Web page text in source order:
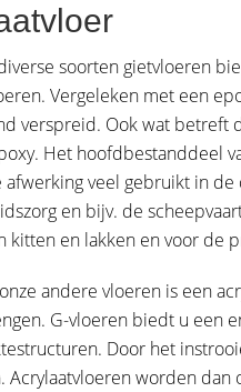
soorten gietvloeren
Vergeleken met een
verspreid. Ook wat betreft
Het hoofdbestanddeel
afwerking veel gebruikt in
en bijv. de
kitten en lakken en voor de
andere vloeren is een
G-vloeren biedt u een
Door het
Acrylaatvloeren worden